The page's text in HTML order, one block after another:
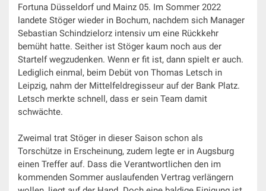
Fortuna Düsseldorf und Mainz 05. Im Sommer 2022
landete Stöger wieder in Bochum, nachdem sich Manager
Sebastian Schindzielorz intensiv um eine Rückkehr
bemüht hatte. Seither ist Stöger kaum noch aus der
Startelf wegzudenken. Wenn er fit ist, dann spielt er auch.
Lediglich einmal, beim Debüt von Thomas Letsch in
Leipzig, nahm der Mittelfeldregisseur auf der Bank Platz.
Letsch merkte schnell, dass er sein Team damit
schwächte.
Zweimal trat Stöger in dieser Saison schon als
Torschütze in Erscheinung, zudem legte er in Augsburg
einen Treffer auf. Dass die Verantwortlichen den im
kommenden Sommer auslaufenden Vertrag verlängern